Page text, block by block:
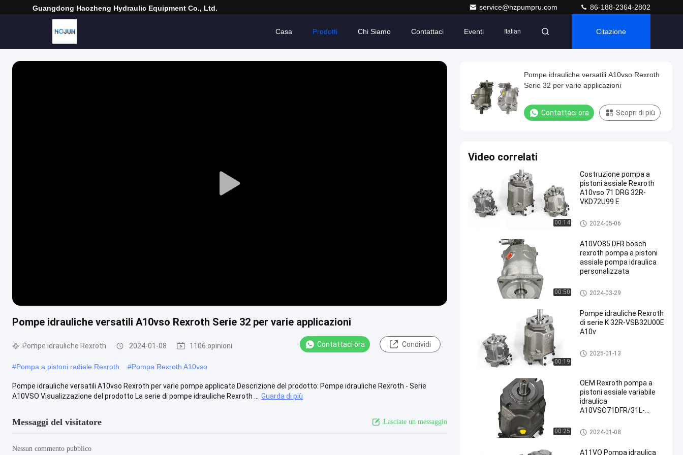
Guangdong Haozheng Hydraulic Equipment Co., Ltd. service@hzpumpru.com 86-188-2364-2802
Casa Prodotti Chi Siamo Contattaci Eventi Italian Citazione
Play
Pompe idrauliche versatili A10vso Rexroth Serie 32 per varie applicazioni
Pompe idrauliche Rexroth 2024-01-08 1106 opinioni Contattaci ora Condividi
#Pompa a pistoni radiale Rexroth #Pompa Rexroth A10vso
Pompe idrauliche versatili A10vso Rexroth per varie pompe applicate Descrizione del prodotto: Pompe idrauliche Rexroth - Serie
A10VSO Visualizzazione del prodotto La serie di pompe idrauliche Rexroth ...
Guarda di più
Messaggi del visitatore Lasciate un messaggio
Nessun commento pubblico
Pompe idrauliche versatili A10vso Rexroth
Serie 32 per varie applicazioni
Contattaci ora Scopri di più
Video correlati
00:14
Costruzione pompa a
pistoni assiale Rexroth
A10vso 71 DRG 32R-
VKD72U99 E
Pompe idrauliche Rexroth
2024-05-06
00:50
A10VO85 DFR bosch
rexroth pompa a pistoni
assiale pompa idraulica
personalizzata
Pompe idrauliche Rexroth
2024-03-29
00:19
Pompe idrauliche Rexroth
di serie K 32R-VSB32U00E
A10v
Pompe idrauliche Rexroth
2025-01-13
00:25
OEM Rexroth pompa a
pistoni assiale variabile
idraulica
A10VSO71DFR/31L-
Pompe idrauliche Rexroth
2024-01-08
A11VO Pompa idraulica